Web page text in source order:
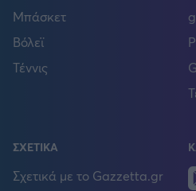
Μπάσκετ
Βόλεϊ
Τέννις
ΣΧΕΤΙΚΑ
Σχετικά με το Gazzetta.gr